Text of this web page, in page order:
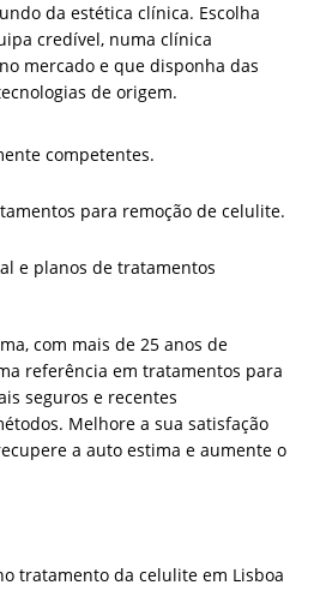
da estética clínica. Escolha
credível, numa clínica
mercado e que disponha das
de origem.
competentes.
para remoção de celulite.
e planos de tratamentos
com mais de 25 anos de
referência em tratamentos para
seguros e recentes
Melhore a sua satisfação
a auto estima e aumente o